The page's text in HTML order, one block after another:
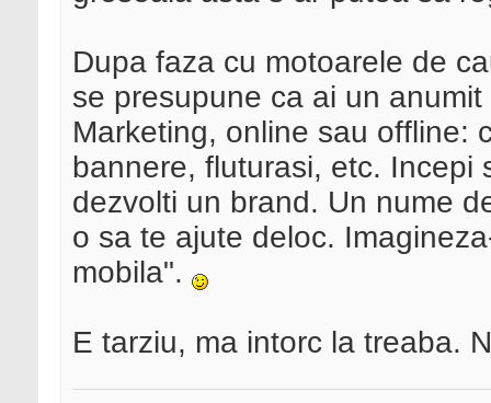
Dupa faza cu motoarele de
se presupune ca ai un
Marketing, online sau offline:
bannere, fluturasi, etc. Incepi
dezvolti un brand. Un nume
o sa te ajute deloc.
mobila".
E tarziu, ma intorc la treaba.